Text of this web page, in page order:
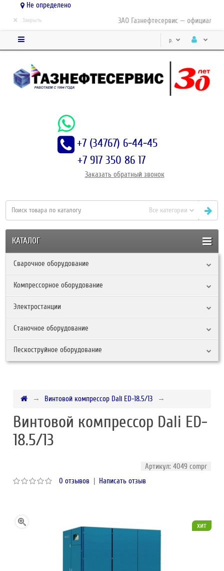
Не определено
ЗАО Газнефтесервис —
× Закрыть
р.
+7 (34767) 6-44-45
+7 917 350 86 17
Заказать обратный звонок
Все категории
КАТАЛОГ
Сварочное оборудование
Компрессорное оборудование
Электростанции
Станочное оборудование
Пескоструйное оборудование
Винтовой компрессор Dali ED-18.5/13
Винтовой компрессор Dali ED-
18.5/13
Артикул: 4049 compr
0 отзывов | Написать отзыв
хит